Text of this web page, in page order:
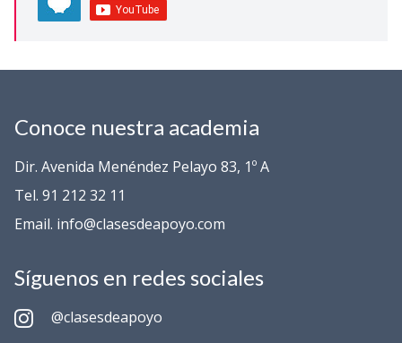
Conoce nuestra academia
Dir. Avenida Menéndez Pelayo 83, 1º A
Tel. 91 212 32 11
Email. info@clasesdeapoyo.com
Síguenos en redes sociales
@clasesdeapoyo